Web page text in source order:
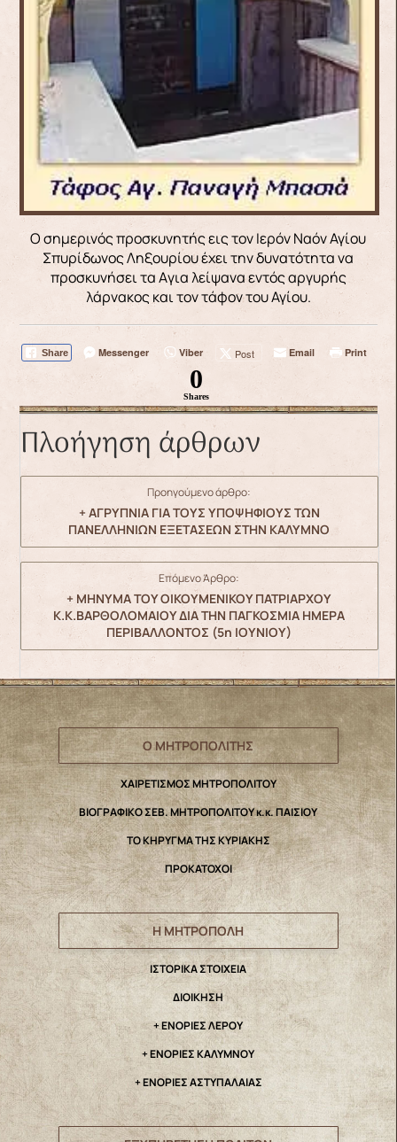
Ο σημερινός προσκυνητής εις τον Ιερόν Ναόν Αγίου
Σπυρίδωνος Ληξουρίου έχει την δυνατότητα να
προσκυνήσει τα Aγια λείψανα εντός αργυρής
λάρνακος και τον τάφον του Αγίου.
Share Messenger Viber Post Email Print
0
Shares
Πλοήγηση άρθρων
Προηγούμενο άρθρο:
+ ΑΓΡΥΠΝΙΑ ΓΙΑ ΤΟΥΣ ΥΠΟΨΗΦΙΟΥΣ ΤΩΝ
ΠΑΝΕΛΛΗΝΙΩΝ ΕΞΕΤΑΣΕΩΝ ΣΤΗΝ ΚΑΛΥΜΝΟ
Επόμενο Άρθρο:
+ ΜΗΝΥΜΑ ΤΟΥ ΟΙΚΟΥΜΕΝΙΚΟΥ ΠΑΤΡΙΑΡΧΟΥ
Κ.Κ.ΒΑΡΘΟΛΟΜΑΙΟΥ ΔΙΑ ΤΗΝ ΠΑΓΚΟΣΜΙΑ ΗΜΕΡΑ
ΠΕΡΙΒΑΛΛΟΝΤΟΣ (5η ΙΟΥΝΙΟΥ)
Ο ΜΗΤΡΟΠΟΛΙΤΗΣ
ΧΑΙΡΕΤΙΣΜΟΣ ΜΗΤΡΟΠΟΛΙΤΟΥ
ΒΙΟΓΡΑΦΙΚΟ ΣΕΒ. ΜΗΤΡΟΠΟΛΙΤΟΥ κ.κ. ΠΑΙΣΙΟΥ
ΤΟ ΚΗΡΥΓΜΑ ΤΗΣ ΚΥΡΙΑΚΗΣ
ΠΡΟΚΑΤΟΧΟΙ
Η ΜΗΤΡΟΠΟΛΗ
IΣΤΟΡΙΚΑ ΣΤΟΙΧΕΙΑ
ΔΙΟΙΚΗΣΗ
+ ΕΝΟΡΙΕΣ ΛΕΡΟΥ
+ ΕΝΟΡΙΕΣ ΚΑΛΥΜΝΟΥ
+ ΕΝΟΡΙΕΣ ΑΣΤΥΠΑΛΑΙΑΣ